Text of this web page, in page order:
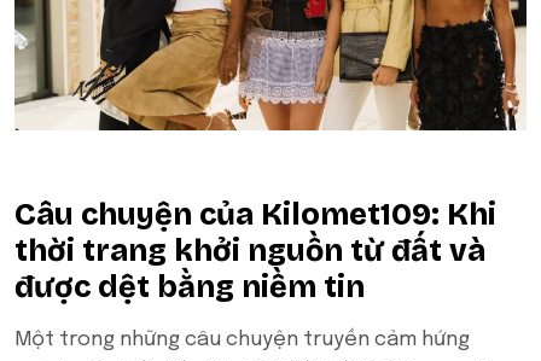
Câu chuyện của Kilomet109: Khi
thời trang khởi nguồn từ đất và
được dệt bằng niềm tin
Một trong những câu chuyện truyền cảm hứng